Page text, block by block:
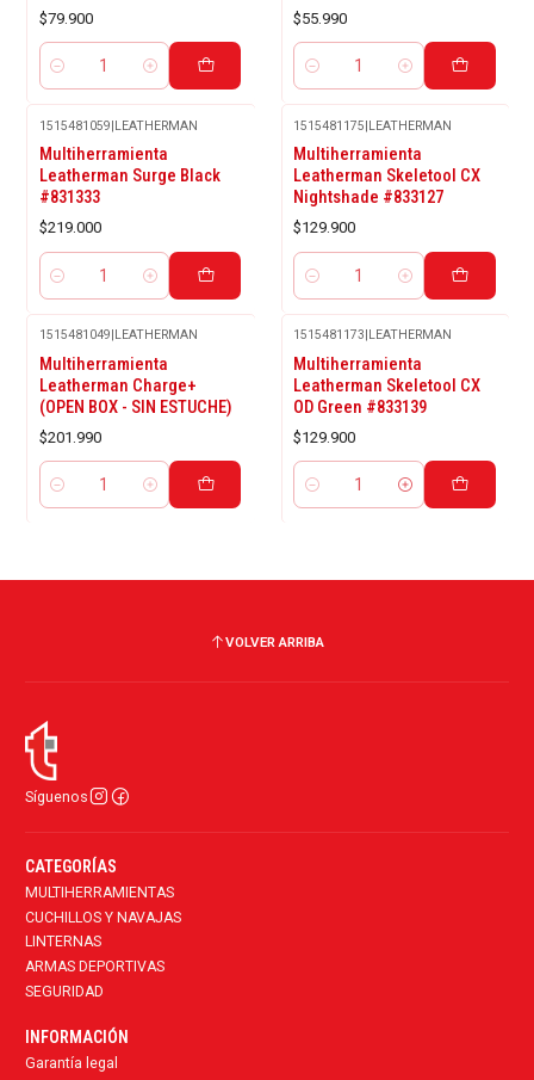
$79.900
Cantidad
$55.990
Cantidad
1515481059|LEATHERMAN
Multiherramienta
Leatherman Surge Black
#831333
$219.000
Cantidad
1515481175|LEATHERMAN
Multiherramienta
Leatherman Skeletool CX
Nightshade #833127
$129.900
Cantidad
1515481049 LEATHERMAN
Multiherramienta
Leatherman Charge+
(OPEN BOX - SIN ESTUCHE)
$201.990
Cantidad
1515481173 LEATHERMAN
Multiherramienta
Leatherman Skeletool CX
OD Green #833139
$129.900
Cantidad
VOLVER ARRIBA
Síguenos
CATEGORÍAS
MULTIHERRAMIENTAS
CUCHILLOS Y NAVAJAS
LINTERNAS
ARMAS DEPORTIVAS
SEGURIDAD
INFORMACIÓN
Garantía legal